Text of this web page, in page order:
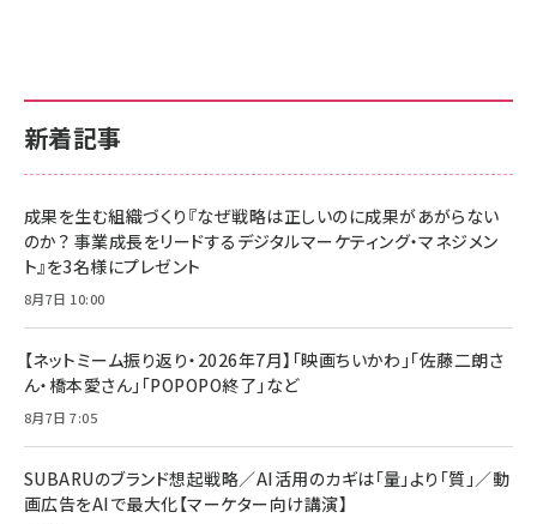
新着記事
成果を生む組織づくり『なぜ戦略は正しいのに成果があがらない
のか？ 事業成長をリードするデジタルマーケティング・マネジメン
ト』を3名様にプレゼント
8月7日 10:00
【ネットミーム振り返り・2026年7月】「映画ちいかわ」「佐藤二朗さ
ん・橋本愛さん」「POPOPO終了」など
8月7日 7:05
SUBARUのブランド想起戦略／AI活用のカギは「量」より「質」／動
画広告をAIで最大化【マーケター向け講演】